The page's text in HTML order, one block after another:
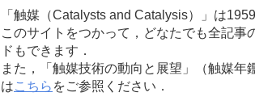
「触媒（Catalysts and Catalysis）」は
このサイトをつかって，どなたでも全記
ドもできます．
また，「触媒技術の動向と展望」（触媒
はこちら をご参照ください．